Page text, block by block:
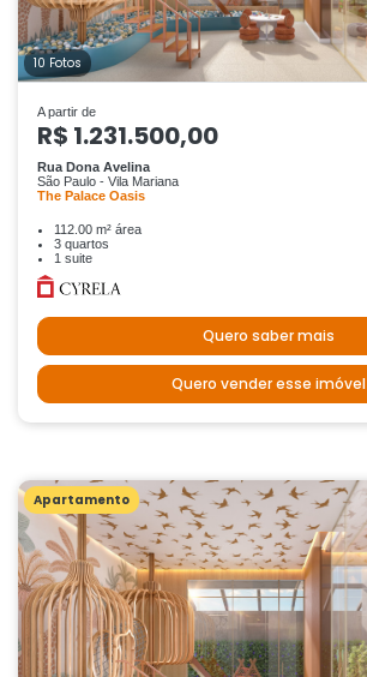
10 Fotos
A partir de
R$ 1.231.500,00
Rua Dona Avelina
São Paulo - Vila Mariana
The Palace Oasis
112.00 m² área
3 quartos
1 suite
Quero saber mais
Quero vender esse imóvel
Apartamento